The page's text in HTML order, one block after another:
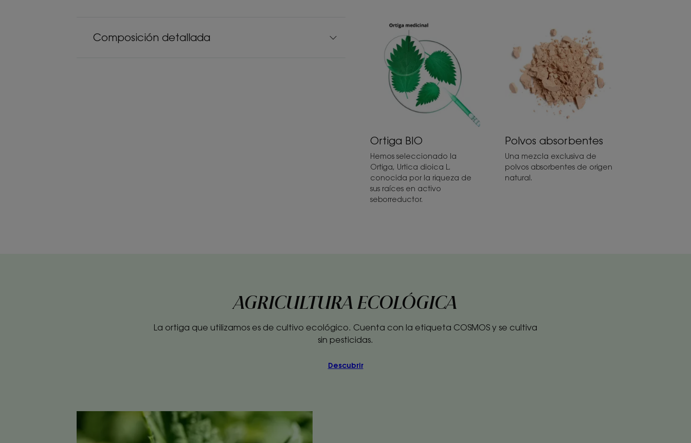
Composición detallada
Ortiga BIO
Hemos seleccionado la
Ortiga, Urtica dioica L.
conocida por la riqueza de
sus raíces en activo
seborreductor.
Polvos absorbentes
Una mezcla exclusiva de
polvos absorbentes de origen
natural.
AGRICULTURA ECOLÓGICA
La ortiga que utilizamos es de cultivo ecológico. Cuenta con la etiqueta COSMOS y se cultiva
sin pesticidas.
Descubrir